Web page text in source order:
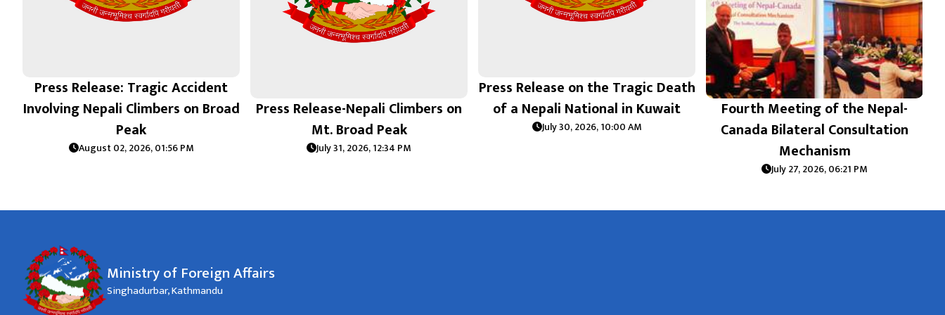
Press Release: Tragic Accident
Involving Nepali Climbers on Broad
Peak
August 02, 2026, 01:56 PM
Press Release-Nepali Climbers on
Mt. Broad Peak
July 31, 2026, 12:34 PM
Press Release on the Tragic Death
of a Nepali National in Kuwait
July 30, 2026, 10:00 AM
Fourth Meeting of the Nepal-
Canada Bilateral Consultation
Mechanism
July 27, 2026, 06:21 PM
Ministry of Foreign Affairs
Singhadurbar, Kathmandu